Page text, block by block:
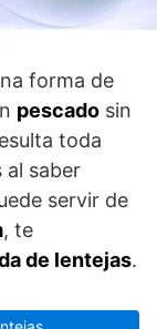
forma de
pescado sin
toda
al saber
servir de
, te
de lentejas.